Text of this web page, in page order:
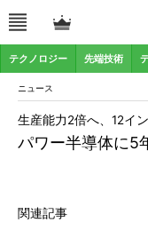
テクノロジー 先端技術
ニュース
パワー半導体に5
生産能力2倍へ、12イ
関連記事